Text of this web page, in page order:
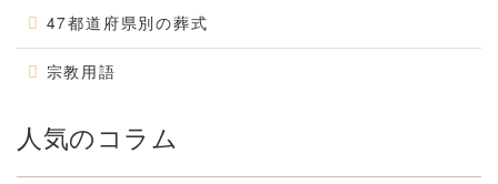
47都道府県別の葬式
宗教用語
人気のコラム